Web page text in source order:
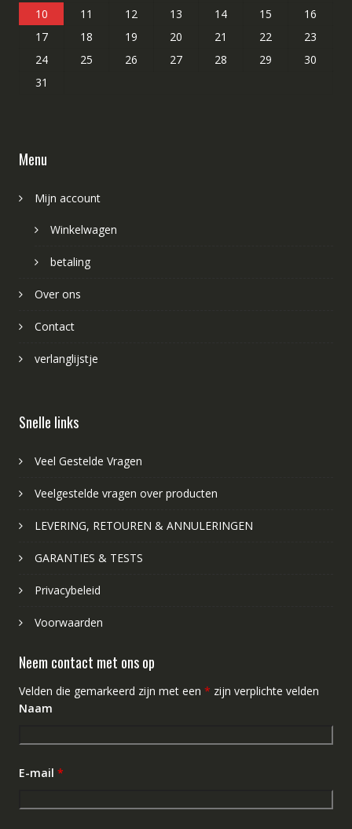
10
11 12 13 14 15
16
17
18 19 20 21 22
23
24
25 26 27 28 29
30
31
Menu
Mijn account
Winkelwagen
betaling
Over ons
Contact
verlanglijstje
Snelle links
Veel Gestelde Vragen
Veelgestelde vragen over producten
LEVERING, RETOUREN & ANNULERINGEN
GARANTIES & TESTS
Privacybeleid
Voorwaarden
Neem contact met ons op
Velden die gemarkeerd zijn met een * zijn verplichte velden
Naam
E-mail *